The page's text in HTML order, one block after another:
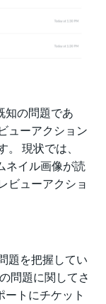
知の問題であ
ューアクション
現状では、
ネイル画像が読
ビューアクショ
題を把握してい
問題に関してさ
ートにチケット